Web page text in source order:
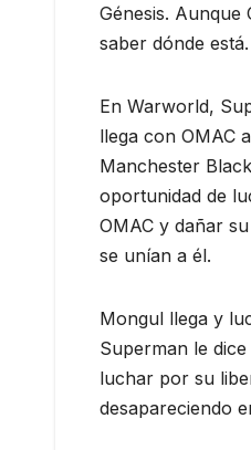
Génesis. Aunque
saber dónde está.
En Warworld,
llega con OMAC
Manchester
oportunidad de
OMAC y dañar
se unían a él.
Mongul llega y
Superman le
luchar por su
desapareciendo